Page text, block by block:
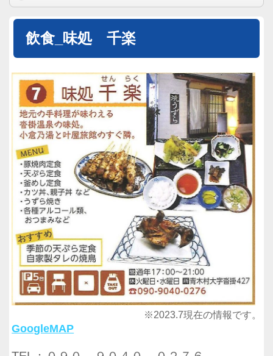
飲食_味処 千楽
※2023.7現在の情報です。
GoogleMAP